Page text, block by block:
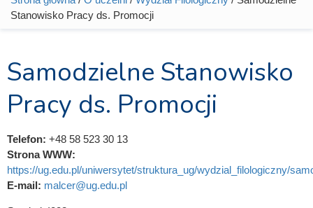
Jesteś tutaj
Stanowisko Pracy ds. Promocji
Samodzielne Stanowisko
Pracy ds. Promocji
Telefon: +48 58 523 30 13
Strona WWW:
https://ug.edu.pl/uniwersytet/struktura_ug/wydzial_filologiczny/
E-mail: malcer@ug.edu.pl